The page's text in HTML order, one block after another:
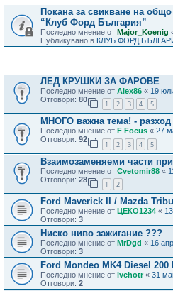
Покана за свикване на
“Клуб Форд България”
Последно мнение от Major_Koenig
Публикувано в КЛУБ ФОРД
ЛЕД КРУШКИ ЗА ФАРОВЕ
Последно мнение от Alex86 « 19
Отговори: 80
1 2 3 4 5
МНОГО важна тема! - разход
Последно мнение от F Focus « 27
Отговори: 92
1 2 3 4 5
Взаимозаменяеми части
Последно мнение от Cvetomir88 «
Отговори: 28
1 2
Ford Maverick II / Mazda
Последно мнение от ЦЕКО1234 «
Отговори: 3
Ниско ниво зажигание ???
Последно мнение от MrDgd « 16
Отговори: 3
Ford Mondeo MK4 Diesel 200
Последно мнение от ivchotr« 31
Отговори: 2